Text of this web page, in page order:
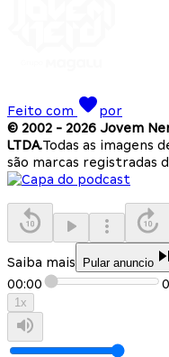
Feito com
por
© 2002 - 2026 Jovem
LTDA.Todas as imagens
são marcas registradas
Saiba mais Pular anuncio
00:00
1x